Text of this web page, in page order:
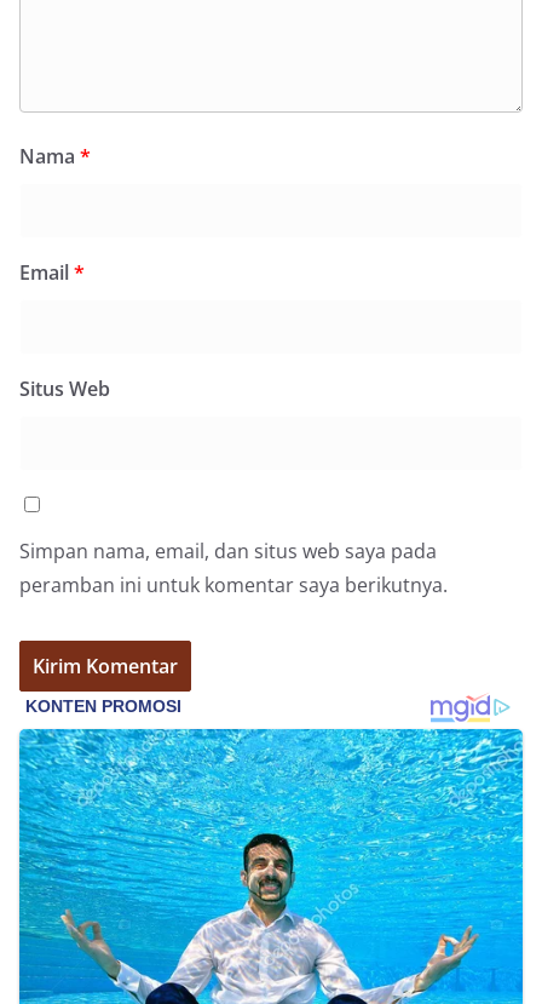
Nama *
Email*
Situs Web
Simpan nama, email, dan situs web saya pada
peramban ini untuk komentar saya berikutnya.